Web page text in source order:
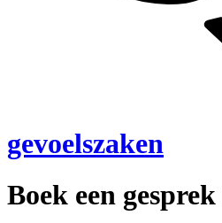
gevoelszaken
Boek een gesprek